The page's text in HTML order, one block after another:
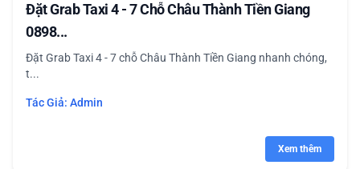
Đặt Grab Taxi 4 - 7 Chỗ Châu Thành Tiền Giang
0898...
Đặt Grab Taxi 4 - 7 chỗ Châu Thành Tiền Giang nhanh chóng,
t...
Tác Giả: Admin
Xem thêm